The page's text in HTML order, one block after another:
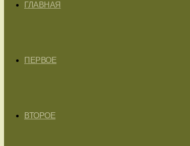
ГЛАВНАЯ
ПЕРВОЕ
ВТОРОЕ